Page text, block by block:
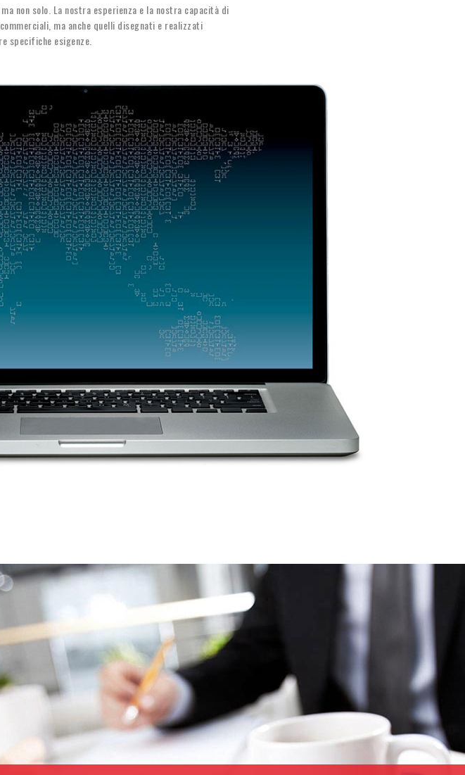
non solo. La nostra esperienza e la nostra capacità di
ma anche quelli disegnati e realizzati
specifiche esigenze.